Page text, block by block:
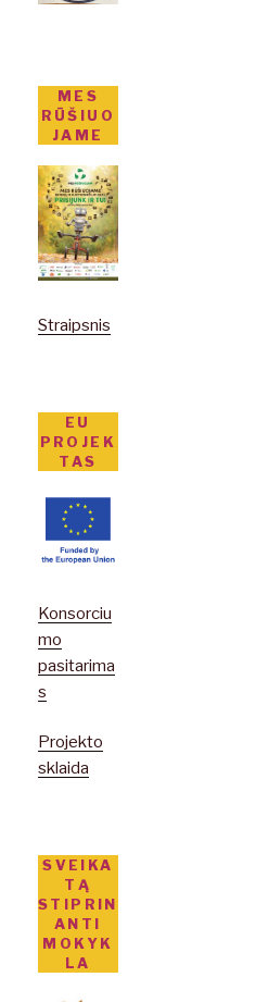
MES
RŪŠIUO
JAME
Straipsnis
EU
PROJEK
TAS
Konsorciu
mo
pasitarima
s
Projekto
sklaida
SVEIKA
TĄ
STIPRIN
ANTI
MOKYK
LA